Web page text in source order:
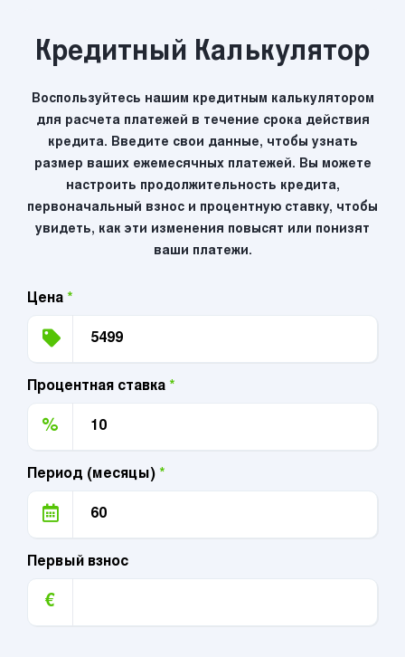
Кредитный Калькулятор
Воспользуйтесь нашим кредитным калькулятором
для расчета платежей в течение срока действия
кредита. Введите свои данные, чтобы узнать
размер ваших ежемесячных платежей. Вы можете
настроить продолжительность кредита,
первоначальный взнос и процентную ставку, чтобы
увидеть, как эти изменения повысят или понизят
ваши платежи.
Цена *
Процентная ставка *
%
Период (месяцы) *
Первый взнос
€